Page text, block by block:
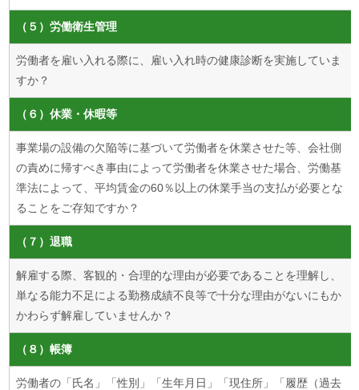
（５）労働衛生管理
労働者を雇い入れる際に、雇い入れ時の健康診断を実施していま
すか？
（６）休業・休暇等
事業場の設備の欠陥等に基づいて労働者を休業させた等、会社側
の責めに帰すべき事由によって労働者を休業させた場合、労働基
準法によって、平均賃金の60％以上の休業手当の支払が必要とな
ることをご存知ですか？
（７）退職
解雇する際、客観的・合理的な理由が必要であることを理解し、
単なる能力不足による勤務成績不良等で十分な理由がないにもか
かわらず解雇していませんか？
（８）帳簿
労働者の「氏名」「性別」「生年月日」「現住所」「履歴（過去